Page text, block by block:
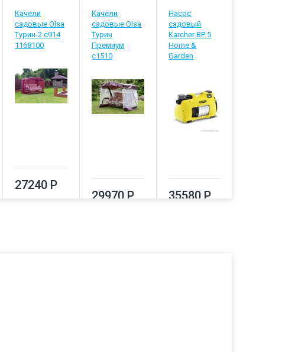
Качели
садовые Olsa
Турин-2 с914
1168100
27240 Р
Качели
садовые Olsa
Турин
Премиум
с1510
29970 Р
Насос
садовый
Karcher BP 5
Home &
Garden
35580 Р